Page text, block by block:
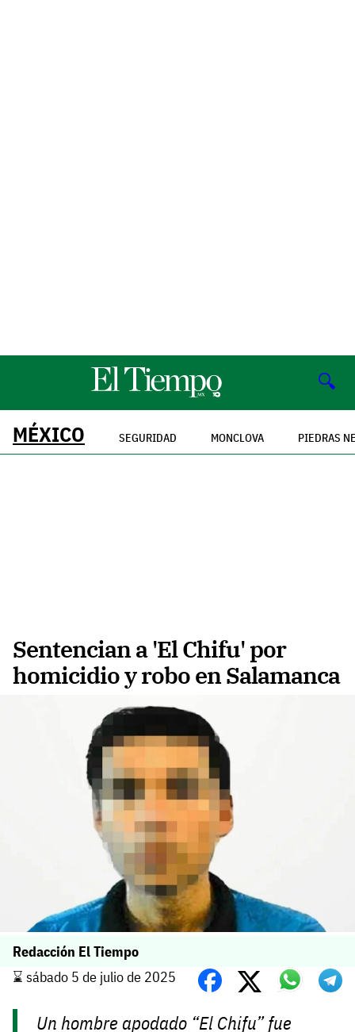
🔍
MÉXICO SEGURIDAD MONCLOVA PIEDRAS
Sentencian a 'El Chifu' por
homicidio y robo en Salamanca
Redacción El Tiempo
⌛️ sábado 5 de julio de 2025
Un hombre apodado “El Chifu” fue